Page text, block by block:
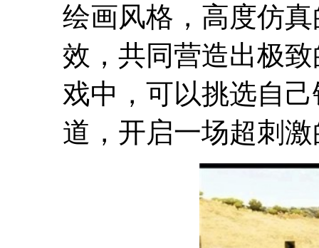
绘画风格，高度仿
效，共同营造出极
戏中，可以挑选自
道，开启一场超刺